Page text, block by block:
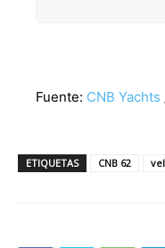
Fuente: CNB Yachts
ETIQUETAS CNB 62